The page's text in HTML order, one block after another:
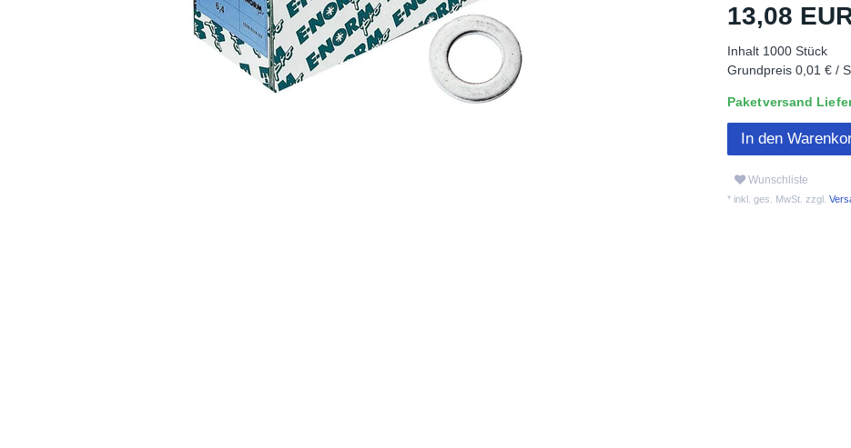
13,08
Inhalt 1000 Stück
Grundpreis 0,01 € /
Paketversand
In den
Wunschliste
* inkl. ges. MwSt. zzgl.